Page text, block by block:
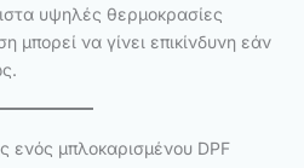
υψηλές θερμοκρασίες
μπορεί να γίνει επικίνδυνη εάν
ενός μπλοκαρισμένου DPF